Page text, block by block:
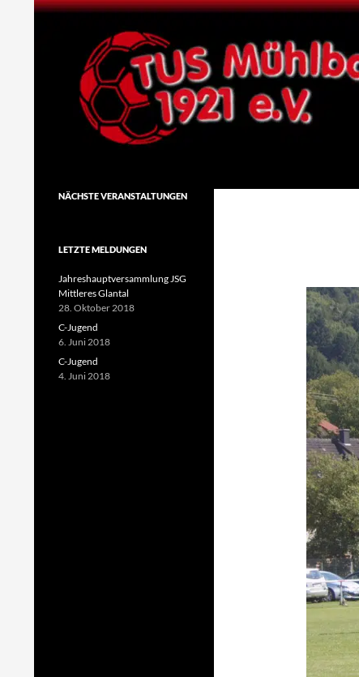
NÄCHSTE VERANSTALTUNGEN
LETZTE MELDUNGEN
Jahreshauptversammlung JSG
Mittleres Glantal
28. Oktober 2018
C-Jugend
6. Juni 2018
C-Jugend
4. Juni 2018